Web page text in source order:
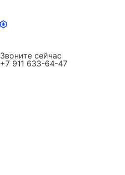
Звоните сейчас
+7 911 633-64-47